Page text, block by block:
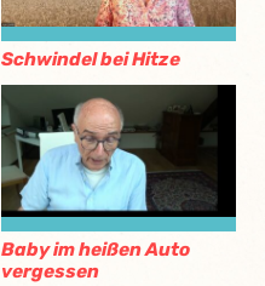
Schwindel bei Hitze
Baby im heißen Auto
vergessen